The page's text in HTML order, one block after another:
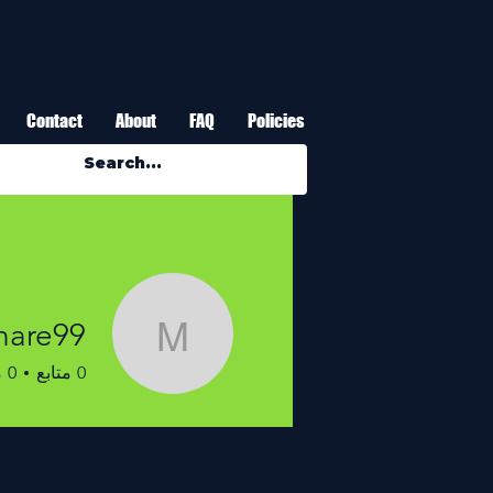
Contact About FAQ Policies
0 متابع 0